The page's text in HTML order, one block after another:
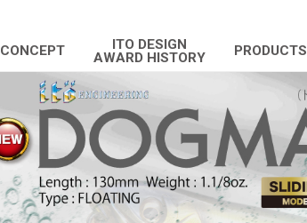
CONCEPT
ITO DESIGN
AWARD HISTORY
PRODUCTS